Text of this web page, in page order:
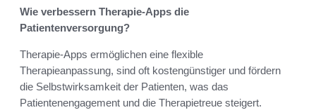
Wie verbessern Therapie-Apps die
Patientenversorgung?
Therapie-Apps ermöglichen eine flexible
Therapieanpassung, sind oft kostengünstiger und fördern
die Selbstwirksamkeit der Patienten, was das
Patientenengagement und die Therapietreue steigert.